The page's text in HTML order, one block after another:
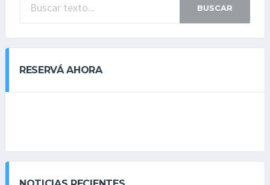
BUSCAR
RESERVÁ AHORA